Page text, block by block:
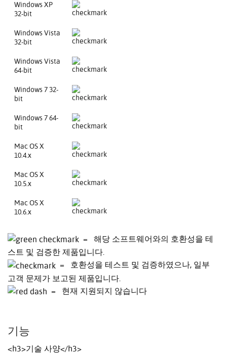
Windows XP
32-bit
Windows Vista
32-bit
Windows Vista
64-bit
Windows 7 32-
bit
Windows 7 64-
bit
Mac OS X
10.4.x
Mac OS X
10.5.x
Mac OS X
10.6.x
= 해당 소프트웨어와의 호환성을 테
스트 및 검증한 제품입니다.
= 호환성을 테스트 및 검증하였으나, 일부
고객 문제가 보고된 제품입니다.
= 현재 지원되지 않습니다
기능
<h3>기술 사양</h3>